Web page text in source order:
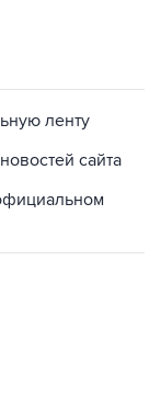
ленту
сайта